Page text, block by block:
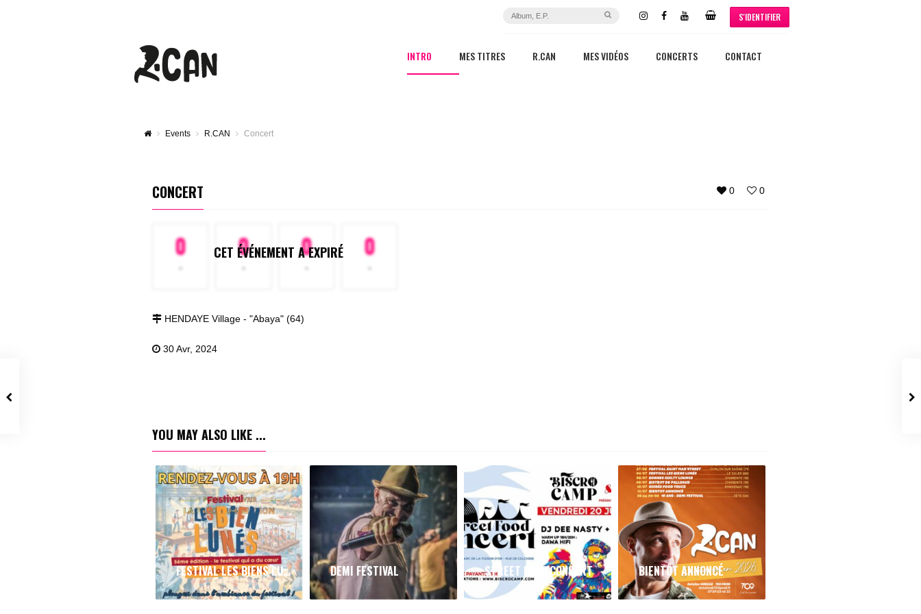
S'IDENTIFIER
INTRO MES TITRES R.CAN MES VIDÉOS CONCERTS CONTACT
Events R.CAN Concert
0 0
CONCERT
0
-
0
-
0
-
0
-
CET ÉVÉNEMENT A EXPIRÉ
HENDAYE Village - "Abaya" (64)
30 Avr, 2024
YOU MAY ALSO LIKE ...
FESTIVAL LES BIENS LUNÉS DEMI FESTIVAL STREET FOOD CONCERT BIENTÔT ANNONCÉ